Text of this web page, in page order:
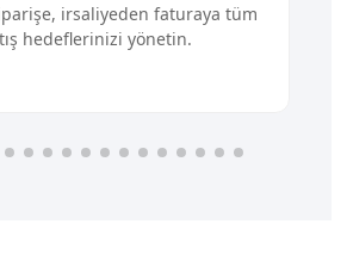
irsaliyeden faturaya tüm
hedeflerinizi yönetin.